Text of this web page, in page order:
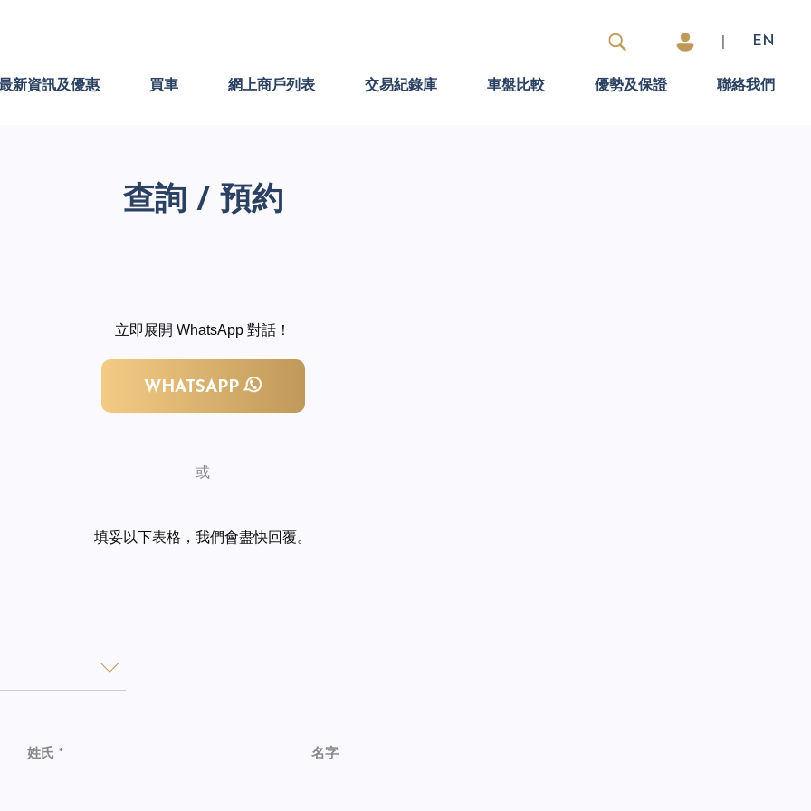
EN
新資訊及優惠 買車 網上商戶列表 交易紀錄庫 車盤比較 優勢及保證 聯絡我們
查詢 / 預約
立即展開 WhatsApp 對話！
WHATSAPP
或
填妥以下表格，我們會盡快回覆。
姓氏 * 名字